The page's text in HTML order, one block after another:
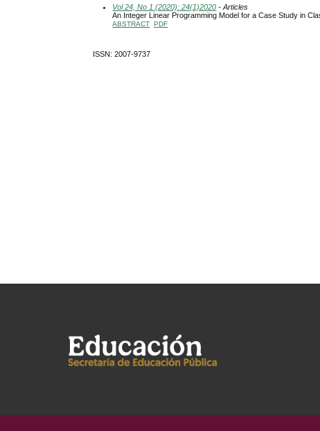
Vol 24, No 1 (2020): 24(1)2020 - Articles
An Integer Linear Programming Model for a Case Study in
ABSTRACT PDF
ISSN: 2007-9737